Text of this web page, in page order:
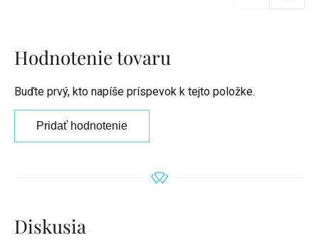
Hodnotenie tovaru
Buďte prvý, kto napíše príspevok k tejto položke.
Pridať hodnotenie
Diskusia